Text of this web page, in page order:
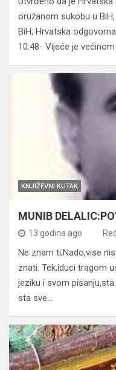
oružanom sukobu u
BiH; Hrvatska
10:48- Vijeće je
KNJIŽEVNI KUTAK
MUNIB
13 godina ago
Ne znam ti,Nado,vise
znati. Tek,iduci tragom
jeziku i svom
sta sve…